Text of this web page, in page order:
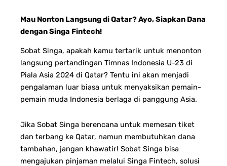
Mau Nonton Langsung di Qatar? Ayo, Siapkan Dana
dengan Singa Fintech!
Sobat Singa, apakah kamu tertarik untuk menonton
langsung pertandingan Timnas Indonesia U-23 di
Piala Asia 2024 di Qatar? Tentu ini akan menjadi
pengalaman luar biasa untuk menyaksikan pemain-
pemain muda Indonesia berlaga di panggung Asia.
Jika Sobat Singa berencana untuk memesan tiket
dan terbang ke Qatar, namun membutuhkan dana
tambahan, jangan khawatir! Sobat Singa bisa
mengajukan pinjaman melalui Singa Fintech, solusi